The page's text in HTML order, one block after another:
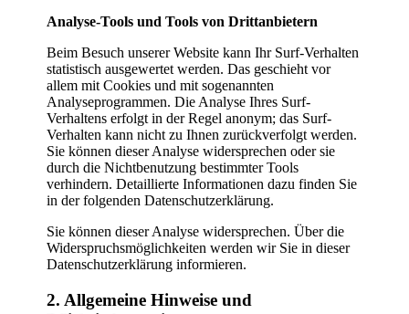
Analyse-Tools und Tools von Drittanbietern
Beim Besuch unserer Website kann Ihr Surf-Verhalten
statistisch ausgewertet werden. Das geschieht vor
allem mit Cookies und mit sogenannten
Analyseprogrammen. Die Analyse Ihres Surf-
Verhaltens erfolgt in der Regel anonym; das Surf-
Verhalten kann nicht zu Ihnen zurückverfolgt werden.
Sie können dieser Analyse widersprechen oder sie
durch die Nichtbenutzung bestimmter Tools
verhindern. Detaillierte Informationen dazu finden Sie
in der folgenden Datenschutzerklärung.
Sie können dieser Analyse widersprechen. Über die
Widerspruchsmöglichkeiten werden wir Sie in dieser
Datenschutzerklärung informieren.
2. Allgemeine Hinweise und